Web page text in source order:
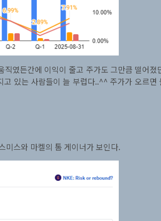
였든간에 이익이 줄고 주가도 그만큼 떨어졌
있는 사람들이 늘 부럽다..^^ 주가가 오르면
미스와 마켈의 톰 게이너가 보인다.